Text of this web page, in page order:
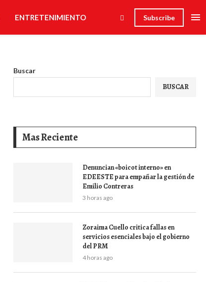
ENTRETENIMIENTO Subscribe
Buscar
BUSCAR
Mas Reciente
Denuncian «boicot interno» en
EDEESTE para empañar la gestión de
Emilio Contreras
3 horas ago
Zoraima Cuello critica fallas en
servicios esenciales bajo el gobierno
del PRM
4 horas ago